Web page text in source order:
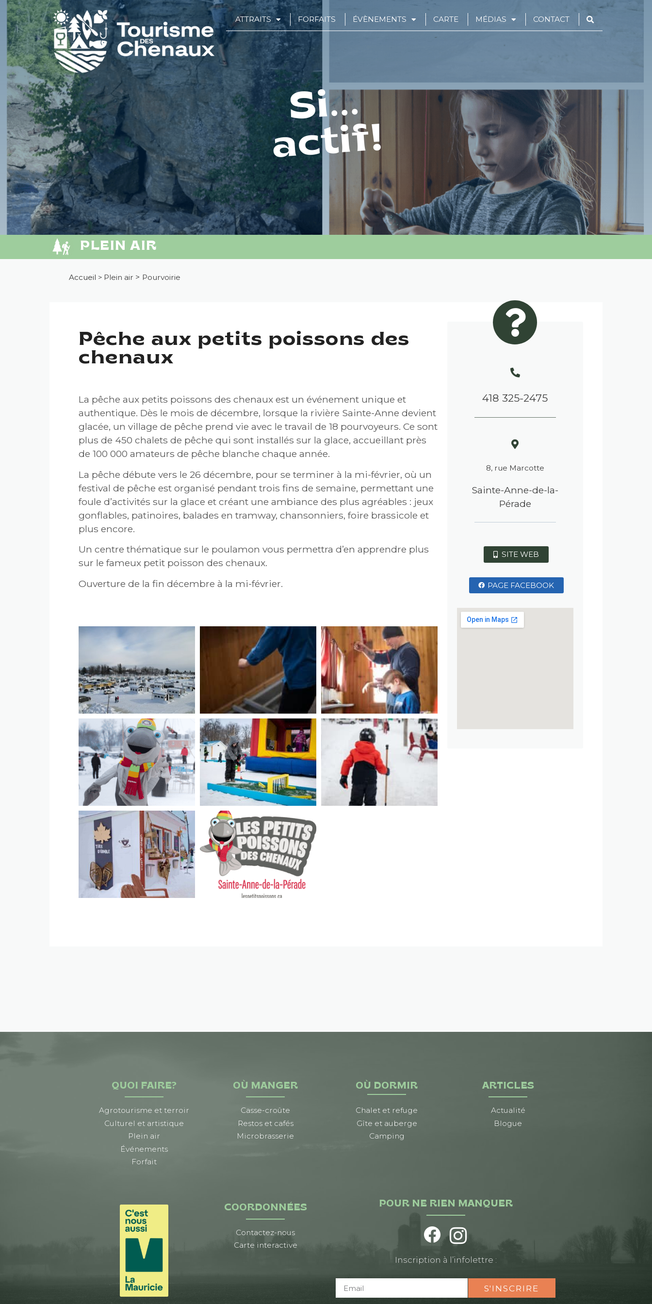
ATTRAITS FORFAITS ÉVÈNEMENTS CARTE MÉDIAS CONTACT
Si...
actif!
PLEIN AIR
Accueil > Plein air > Pourvoirie
Pêche aux petits poissons des
chenaux
La pêche aux petits poissons des chenaux est un événement unique et
authentique. Dès le mois de décembre, lorsque la rivière Sainte-Anne devient
glacée, un village de pêche prend vie avec le travail de 18 pourvoyeurs. Ce sont
plus de 450 chalets de pêche qui sont installés sur la glace, accueillant près
de 100 000 amateurs de pêche blanche chaque année.
La pêche débute vers le 26 décembre, pour se terminer à la mi-février, où un
festival de pêche est organisé pendant trois fins de semaine, permettant une
foule d’activités sur la glace et créant une ambiance des plus agréables : jeux
gonflables, patinoires, balades en tramway, chansonniers, foire brassicole et
plus encore.
Un centre thématique sur le poulamon vous permettra d’en apprendre plus
sur le fameux petit poisson des chenaux.
Ouverture de la fin décembre à la mi-février.
418 325-2475
8, rue Marcotte
Sainte-Anne-de-la-
Pérade
SITE WEB
PAGE FACEBOOK
QUOI FAIRE?
Agrotourisme et terroir
Culturel et artistique
Plein air
Événements
Forfait
OÙ MANGER
Casse-croûte
Restos et cafés
Microbrasserie
OÙ DORMIR
Chalet et refuge
Gîte et auberge
Camping
ARTICLES
Actualité
Blogue
COORDONNÉES
Contactez-nous
Carte interactive
POUR NE RIEN MANQUER
Inscription à l’infolettre :
S'INSCRIRE